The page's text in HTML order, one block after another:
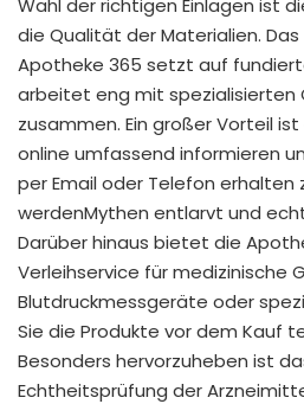
Wahl der richtigen Einlagen ist
die Qualität der Materialien.
Apotheke 365 setzt auf
arbeitet eng mit spezialisierten
zusammen. Ein großer Vorteil
online umfassend informieren
per Email oder Telefon erhalten
werdenMythen entlarvt und
Darüber hinaus bietet die
Verleihservice für medizinische
Blutdruckmessgeräte oder
Sie die Produkte vor dem Kauf
Besonders hervorzuheben ist
Echtheitsprüfung der